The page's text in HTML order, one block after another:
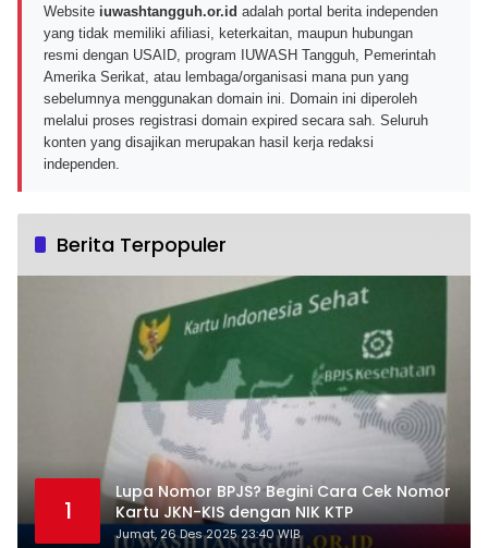
Website iuwashtangguh.or.id adalah portal berita independen
yang tidak memiliki afiliasi, keterkaitan, maupun hubungan
resmi dengan USAID, program IUWASH Tangguh, Pemerintah
Amerika Serikat, atau lembaga/organisasi mana pun yang
sebelumnya menggunakan domain ini. Domain ini diperoleh
melalui proses registrasi domain expired secara sah. Seluruh
konten yang disajikan merupakan hasil kerja redaksi
independen.
Berita Terpopuler
1
Lupa Nomor BPJS? Begini Cara Cek Nomor
Kartu JKN-KIS dengan NIK KTP
Jumat, 26 Des 2025 23:40 WIB